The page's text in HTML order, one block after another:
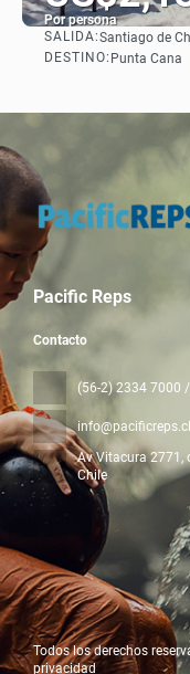
Por persona
SALIDA:Santiago de
DESTINO: Punta Cana
Pacific Reps
Contacto
(56-2) 2334 7000
info@pacificreps.cl
Av Vitacura 2771,
Chile
Todos los derechos
privacidad